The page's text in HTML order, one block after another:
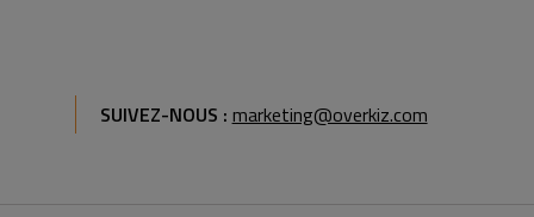
SUIVEZ-NOUS : marketing@overkiz.com